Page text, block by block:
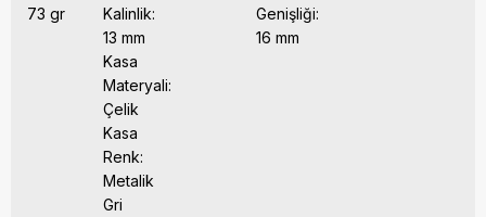
73 gr
Kalinlik:
13 mm
Kasa
Materyali:
Çelik
Kasa
Renk:
Metalik
Gri
Genişliği:
16 mm